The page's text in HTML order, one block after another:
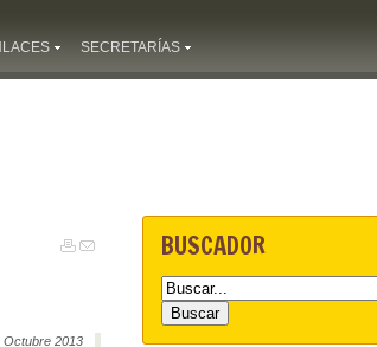
SECRETARÍAS
Octubre 2013
BUSCADOR